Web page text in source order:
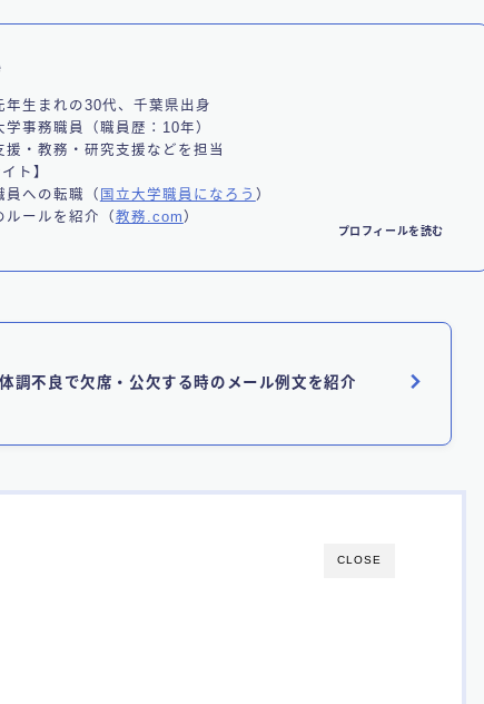
年生まれの30代、千葉県出身
学事務職員（職員歴：10年）
援・教務・研究支援などを担当
ト】
員への転職（ 国立大学職員になろう ）
ルールを紹介（教務.com ）
プロフィールを読む
調不良で欠席・公欠する時のメール例文を紹介
CLOSE